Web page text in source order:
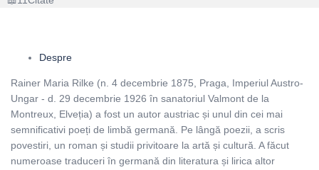
Despre
Rainer Maria Rilke (n. 4 decembrie 1875, Praga, Imperiul Austro-
Ungar - d. 29 decembrie 1926 în sanatoriul Valmont de la
Montreux, Elveția) a fost un autor austriac și unul din cei mai
semnificativi poeți de limbă germană. Pe lângă poezii, a scris
povestiri, un roman și studii privitoare la artă și cultură. A făcut
numeroase traduceri în germană din literatura și lirica altor